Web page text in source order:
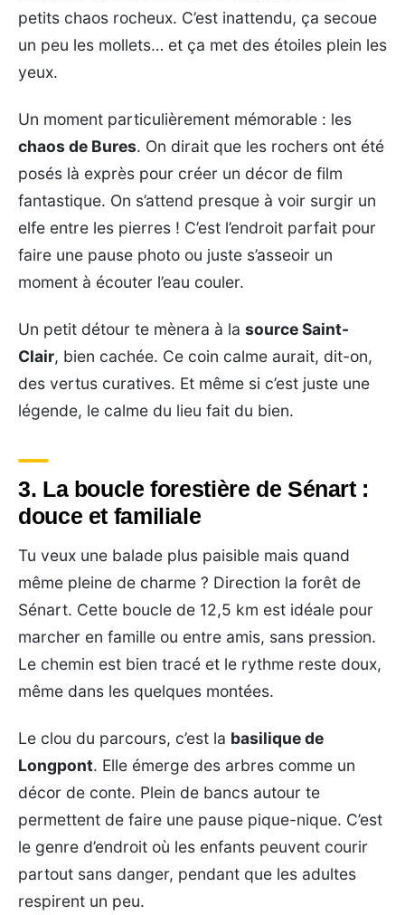
petits chaos rocheux. C’est inattendu, ça secoue
un peu les mollets… et ça met des étoiles plein les
yeux.
Un moment particulièrement mémorable : les
chaos de Bures. On dirait que les rochers ont été
posés là exprès pour créer un décor de film
fantastique. On s’attend presque à voir surgir un
elfe entre les pierres ! C’est l’endroit parfait pour
faire une pause photo ou juste s’asseoir un
moment à écouter l’eau couler.
Un petit détour te mènera à la source Saint-
Clair, bien cachée. Ce coin calme aurait, dit-on,
des vertus curatives. Et même si c’est juste une
légende, le calme du lieu fait du bien.
3. La boucle forestière de Sénart :
douce et familiale
Tu veux une balade plus paisible mais quand
même pleine de charme ? Direction la forêt de
Sénart. Cette boucle de 12,5 km est idéale pour
marcher en famille ou entre amis, sans pression.
Le chemin est bien tracé et le rythme reste doux,
même dans les quelques montées.
Le clou du parcours, c’est la basilique de
Longpont. Elle émerge des arbres comme un
décor de conte. Plein de bancs autour te
permettent de faire une pause pique-nique. C’est
le genre d’endroit où les enfants peuvent courir
partout sans danger, pendant que les adultes
respirent un peu.